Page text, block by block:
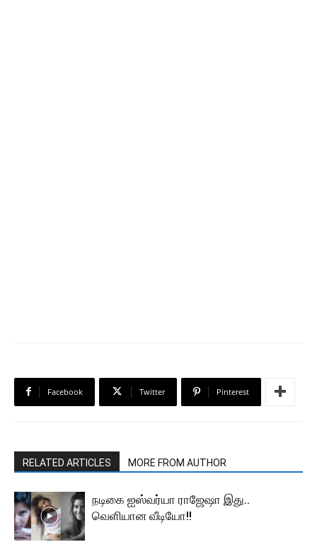
Facebook Twitter Pinterest
RELATED ARTICLES MORE FROM AUTHOR
நடிகை ஐஸ்வர்யா ராஜேஷா இது..
வெளியான வீடியோ!!